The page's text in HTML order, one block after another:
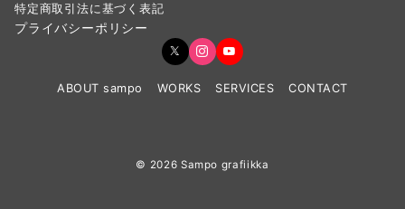
特定商取引法に基づく表記
プライバシーポリシー
ABOUT sampo WORKS SERVICES CONTACT
© 2026 Sampo grafiikka